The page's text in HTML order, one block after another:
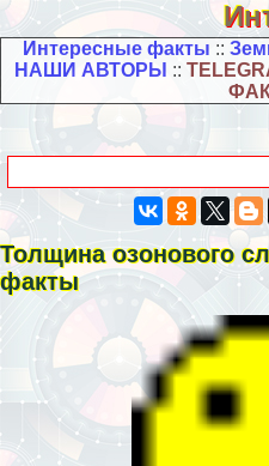
Интересные факты ::
НАШИ АВТОРЫ ::
Толщина озонового
факты